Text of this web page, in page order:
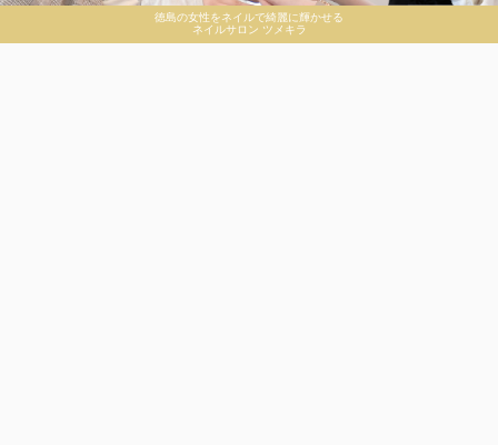
徳島の女性をネイルで綺麗に輝かせる
ネイルサロン ツメキラ